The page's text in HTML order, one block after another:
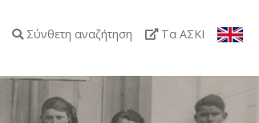
Σύνθετη αναζήτηση Τα ΑΣΚΙ